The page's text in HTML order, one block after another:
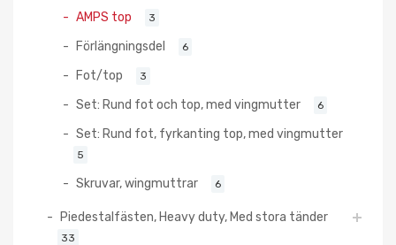
AMPS top 3
Förlängningsdel 6
Fot/top 3
Set: Rund fot och top, med vingmutter 6
Set: Rund fot, fyrkanting top, med vingmutter
5
Skruvar, wingmuttrar 6
Piedestalfästen, Heavy duty, Med stora tänder
33